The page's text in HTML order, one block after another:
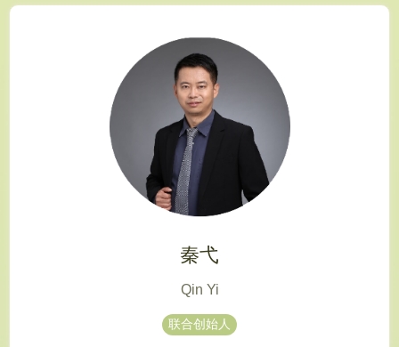
秦弋
Qin Yi
联合创始人